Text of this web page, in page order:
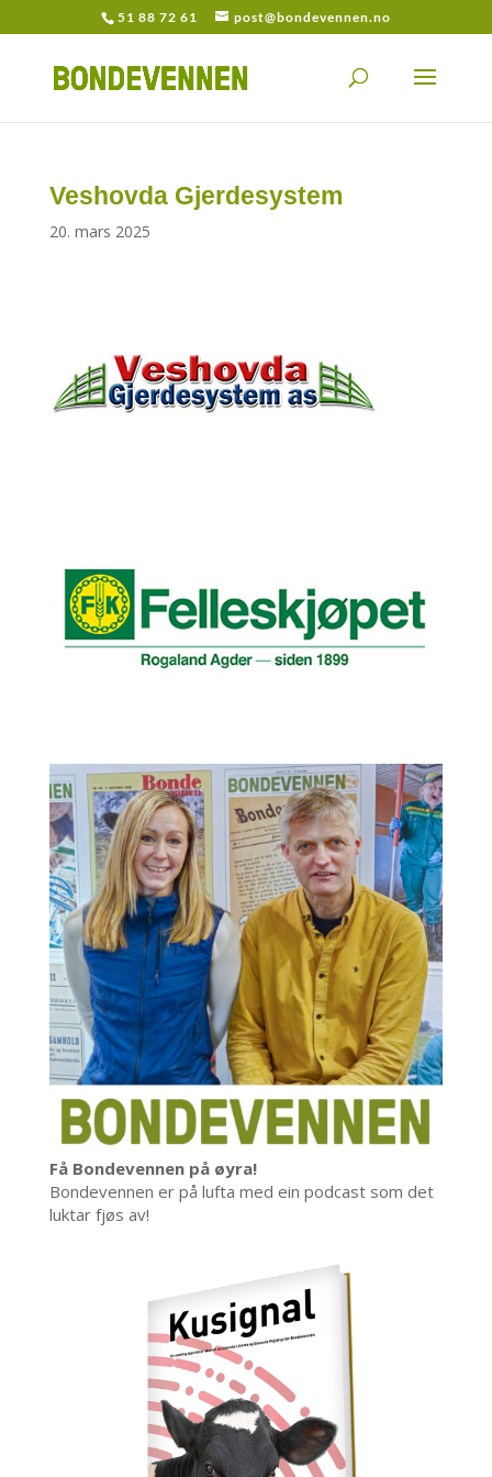
51 88 72 61 post@bondevennen.no
Veshovda Gjerdesystem
20. mars 2025
Få Bondevennen på øyra!
Bondevennen er på lufta med ein podcast som det
luktar fjøs av!